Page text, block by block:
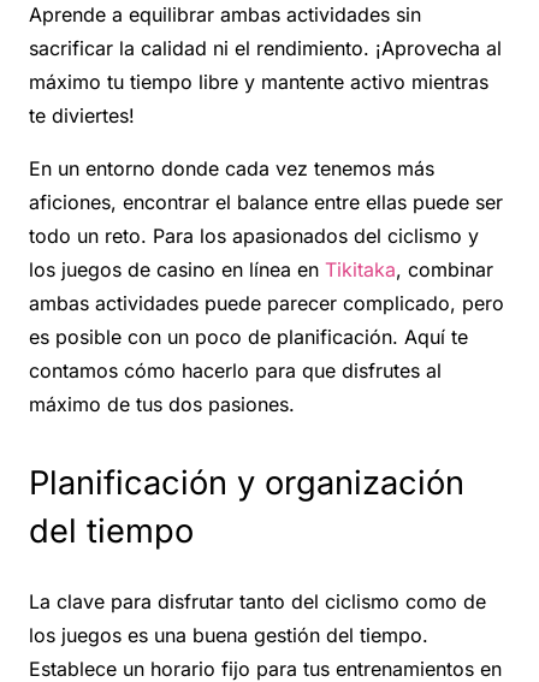
Aprende a equilibrar ambas actividades sin
sacrificar la calidad ni el rendimiento. ¡Aprovecha al
máximo tu tiempo libre y mantente activo mientras
te diviertes!
En un entorno donde cada vez tenemos más
aficiones, encontrar el balance entre ellas puede ser
todo un reto. Para los apasionados del ciclismo y
los juegos de casino en línea en Tikitaka, combinar
ambas actividades puede parecer complicado, pero
es posible con un poco de planificación. Aquí te
contamos cómo hacerlo para que disfrutes al
máximo de tus dos pasiones.
Planificación y organización
del tiempo
La clave para disfrutar tanto del ciclismo como de
los juegos es una buena gestión del tiempo.
Establece un horario fijo para tus entrenamientos en